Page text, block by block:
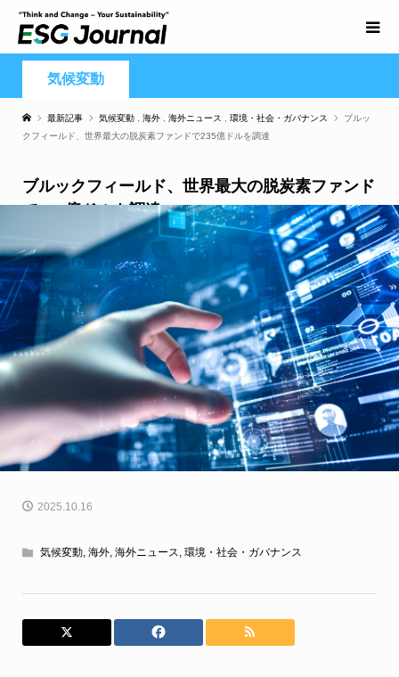
気候変動
最新記事 気候変動 海外 海外ニュース 環境・社会・ガバナンス
ブルッ
クフィールド、世界最大の脱炭素ファンドで235億ドルを調達
ブルックフィールド、世界最大の脱炭素ファンド
で235億ドルを調達
2025.10.16
気候変動, 海外, 海外ニュース, 環境・社会・ガバナンス